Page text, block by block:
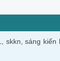
skkn, sáng